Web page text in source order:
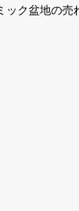
ク盆地の売